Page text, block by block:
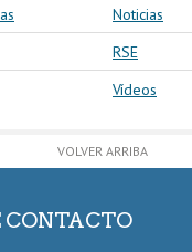
Noticias
RSE
Vídeos
VOLVER ARRIBA
CONTACTO